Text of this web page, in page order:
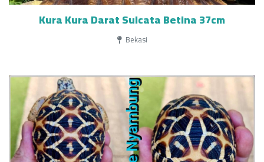
Kura Kura Darat Sulcata Betina 37cm
Bekasi